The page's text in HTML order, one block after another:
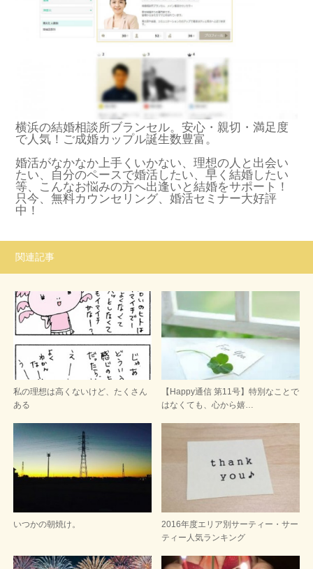
横浜の結婚相談所ブランセル。安心・親切・満足度
で人気！ご成婚カップル誕生数豊富。
婚活がなかなか上手くいかない、理想の人と出会い
たい、自分のペースで婚活したい、早く結婚したい
等、こんなお悩みの方へ出逢いと結婚をサポート！
只今、無料カウンセリング、婚活セミナー大好評
中！
関連記事
私の理想は高くないけど、たくさん
ある
【Happy通信 第11号】特別なことで
はなくても、心から嬉…
いつかの朝焼け。
2016年度エリア別サーティー・サー
ティー人気ランキング